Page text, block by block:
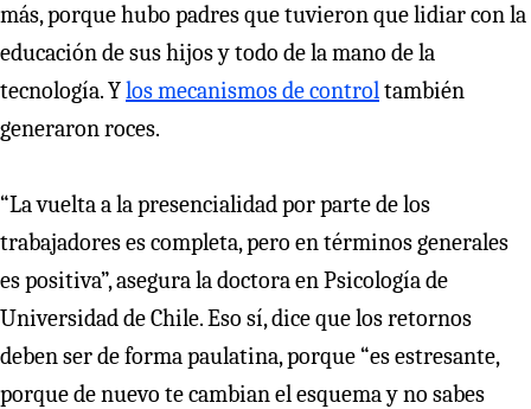
más, porque hubo padres que tuvieron que lidiar con la
educación de sus hijos y todo de la mano de la
tecnología. Ylos mecanismos de controltambién
generaron roces.
“La vuelta a la presencialidad por parte de los
trabajadores es completa, pero en términos generales
es positiva”, asegura la doctora en Psicología de
Universidad de Chile. Eso sí, dice que los retornos
deben ser de forma paulatina, porque “es estresante,
porque de nuevo te cambian el esquema y no sabes